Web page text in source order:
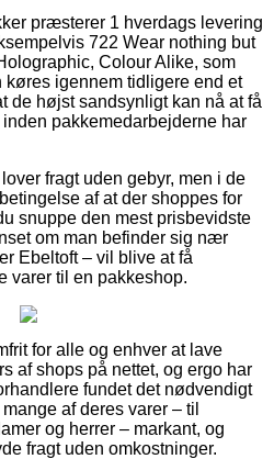
præsterer 1 hverdags levering
722 Wear nothing but
Colour Alike, som
køres igennem tidligere end et
de højst sandsynligt kan nå at få
pakkemedarbejderne har
fragt uden gebyr, men i de
af at der shoppes for
snuppe den mest prisbevidste
om man befinder sig nær
Ebeltoft – vil blive at få
varer til en pakkeshop.
for alle og enhver at lave
af shops på nettet, og ergo har
fundet det nødvendigt
af deres varer – til
og herrer – markant, og
fragt uden omkostninger.